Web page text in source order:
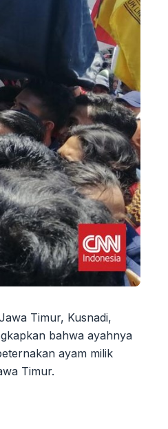
Timur, Kusnadi,
bahwa ayahnya
ayam milik
Timur.